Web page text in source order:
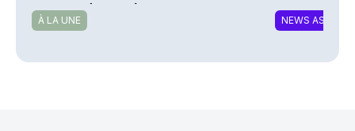
Darmon (Ivesta)
À LA UNE
nouvelle
NEWS